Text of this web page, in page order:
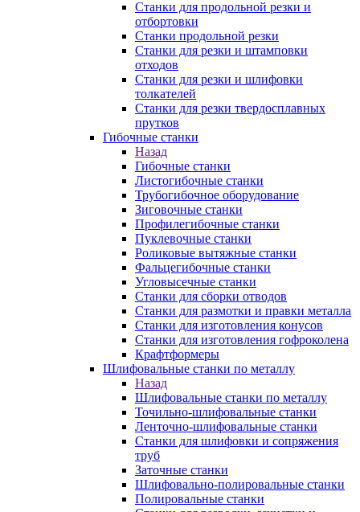
Станки для продольной резки и
отбортовки
Станки продольной резки
Станки для резки и штамповки
отходов
Станки для резки и шлифовки
толкателей
Станки для резки твердосплавных
прутков
Гибочные станки
Назад
Гибочные станки
Листогибочные станки
Трубогибочное оборудование
Зиговочные станки
Профилегибочные станки
Пуклевочные станки
Роликовые вытяжные станки
Фальцегибочные станки
Угловысечные станки
Станки для сборки отводов
Станки для размотки и правки металла
Станки для изготовления конусов
Станки для изготовления гофроколена
Крафтформеры
Шлифовальные станки по металлу
Назад
Шлифовальные станки по металлу
Точильно-шлифовальные станки
Ленточно-шлифовальные станки
Станки для шлифовки и сопряжения
труб
Заточные станки
Шлифовально-полировальные станки
Полировальные станки